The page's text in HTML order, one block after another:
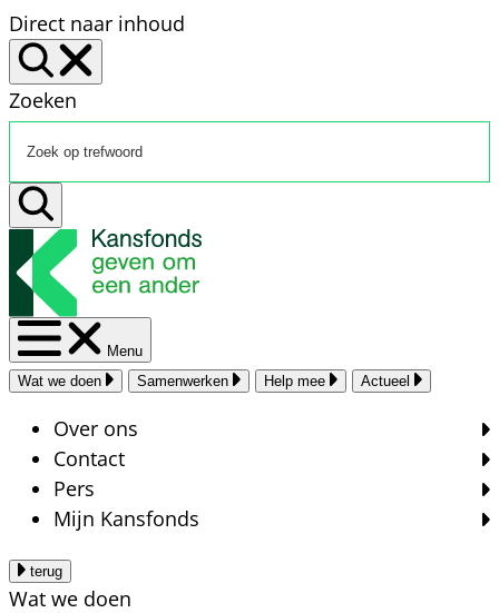
Direct naar inhoud
Zoeken
Menu
Wat we doen
Samenwerken Help mee Actueel
Over ons
Contact
Pers
Mijn Kansfonds
terug
Wat we doen